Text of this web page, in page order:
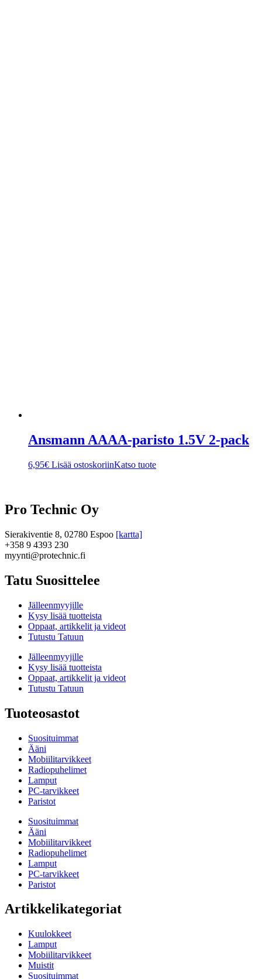
Ansmann AAAA-paristo 1.5V 2-pack
6,95€ Lisää ostoskoriinKatso tuote
Pro Technic Oy
Sierakiventie 8, 02780 Espoo [kartta]
+358 9 4393 230
myynti@protechnic.fi
Tatu Suosittelee
Jälleenmyyjille
Kysy lisää tuotteista
Oppaat, artikkelit ja videot
Tutustu Tatuun
Jälleenmyyjille
Kysy lisää tuotteista
Oppaat, artikkelit ja videot
Tutustu Tatuun
Tuoteosastot
Suosituimmat
Ääni
Mobiilitarvikkeet
Radiopuhelimet
Lamput
PC-tarvikkeet
Paristot
Suosituimmat
Ääni
Mobiilitarvikkeet
Radiopuhelimet
Lamput
PC-tarvikkeet
Paristot
Artikkelikategoriat
Kuulokkeet
Lamput
Mobiilitarvikkeet
Muistit
Suosituimmat